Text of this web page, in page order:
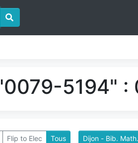
5194" :
Flip to Elec Tous Dijon - Bib. Math.